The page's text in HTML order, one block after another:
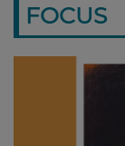
FOCUS